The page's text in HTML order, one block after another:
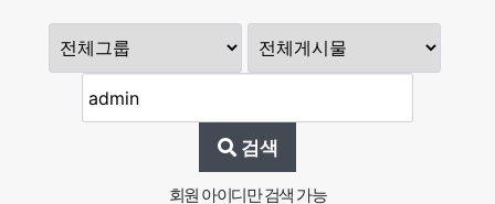
검색
회원 아이디만 검색 가능